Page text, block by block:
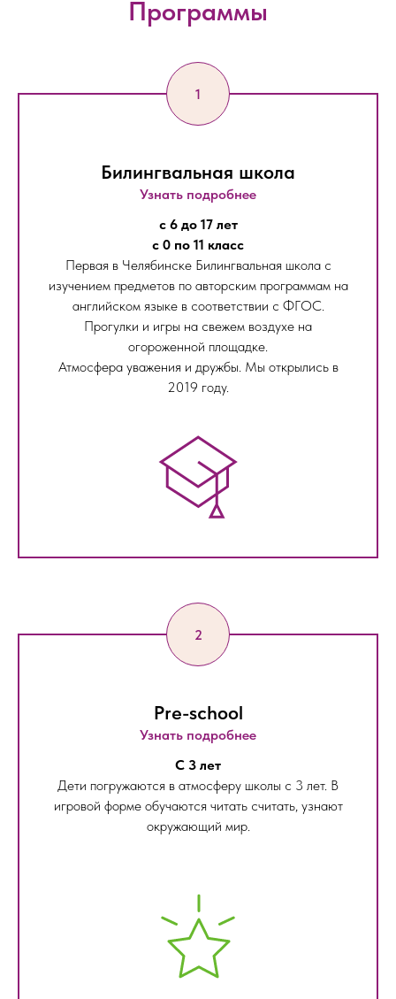
Программы
Билингвальная школа
Узнать подробнее
с 6 до 17 лет
с 0 по 11 класс
Первая в Челябинске Билингвальная школа с
изучением предметов по авторским программам на
английском языке в соответствии с ФГОС.
Прогулки и игры на свежем воздухе на
огороженной площадке.
Атмосфера уважения и дружбы. Мы открылись в
2019 году.
Pre-school
Узнать подробнее
С 3 лет
Дети погружаются в атмосферу школы с 3 лет. В
игровой форме обучаются читать считать, узнают
окружающий мир.